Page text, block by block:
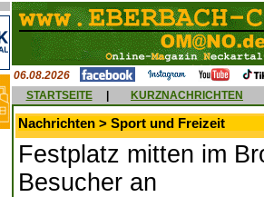
06.08.2026
STARTSEITE
KURZNACHRICHTEN
Nachrichten > Sport und Freizeit
Festplatz mitten im
Besucher an